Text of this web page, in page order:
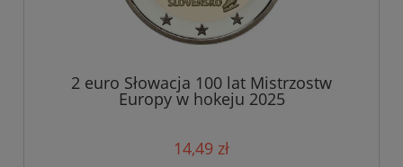
2 euro Słowacja 100 lat Mistrzostw
Europy w hokeju 2025
14,49 zł